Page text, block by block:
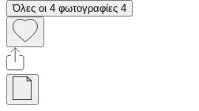
Όλες οι 4 φωτογραφίες 4